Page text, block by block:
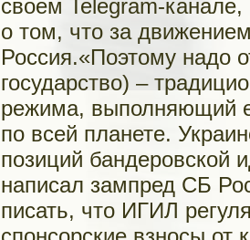
своем Telegram-канале,
о том, что за
Россия.«Поэтому надо
государство) –
режима, выполняющий
по всей планете.
позиций бандеровской
написал зампред СБ
писать, что ИГИЛ